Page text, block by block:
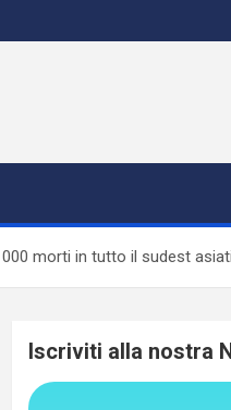
morti in tutto il sudest
Iscriviti alla nostra